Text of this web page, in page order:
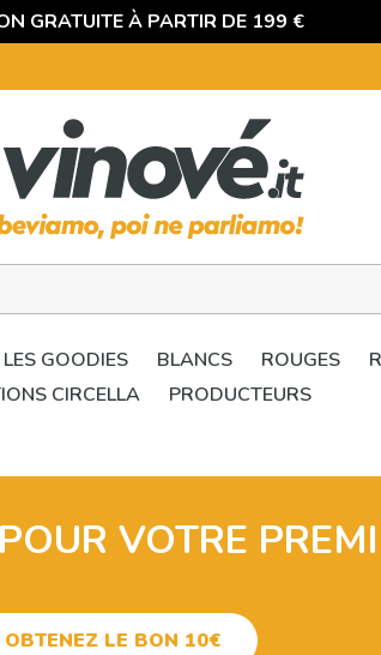
GRATUITE À PARTIR DE 199 €
LES GOODIES BLANCS ROUGES
CIRCELLA
PRODUCTEURS
POUR VOTRE
OBTENEZ LE BON 10€